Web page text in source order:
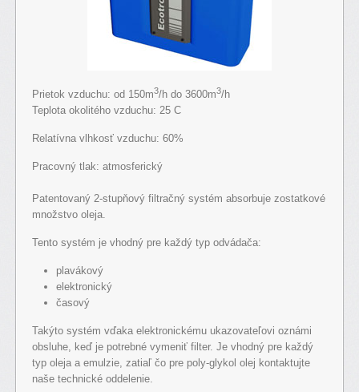
Prietok vzduchu: od 150m3/h do 3600m3/h
Teplota okolitého vzduchu: 25 C
Relatívna vlhkosť vzduchu: 60%
Pracovný tlak: atmosferický
Patentovaný 2-stupňový filtračný systém absorbuje zostatkové
množstvo oleja.
Tento systém je vhodný pre každý typ odvádača:
plavákový
elektronický
časový
Takýto systém vďaka elektronickému ukazovateľovi oznámi
obsluhe, keď je potrebné vymeniť filter. Je vhodný pre každý
typ oleja a emulzie, zatiaľ čo pre poly-glykol olej kontaktujte
naše technické oddelenie.